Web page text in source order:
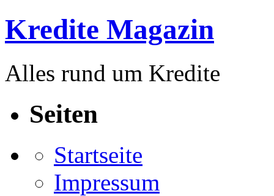
Kredite Magazin
Alles rund um Kredite
Seiten
Startseite
Impressum